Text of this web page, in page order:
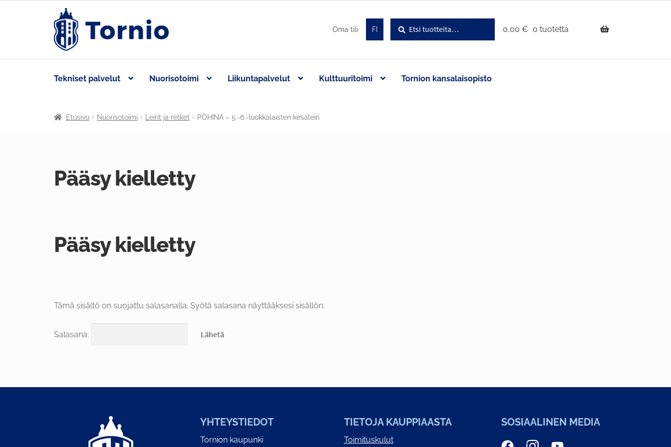
Oma tili FI 0,00 € 0 tuotetta
Tekniset palvelut Nuorisotoimi Liikuntapalvelut Kulttuuritoimi Tornion kansalaisopisto
Etusivu Nuorisotoimi Leirit ja retket PÖHINÄ – 5.-6.-luokkalaisten kesäleiri
Pääsy kielletty
Pääsy kielletty
Tämä sisältö on suojattu salasanalla. Syötä salasana näyttääksesi sisällön.
Salasana:
YHTEYSTIEDOT
Tornion kaupunki
TIETOJA KAUPPIAASTA
Toimituskulut
SOSIAALINEN MEDIA